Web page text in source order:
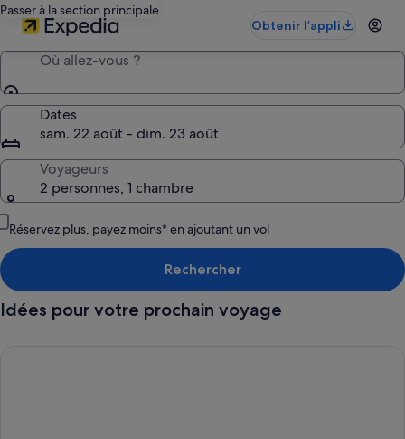
Passer à la section principale
Obtenir l’appli
Où allez-vous ?
Dates
sam. 22 août - dim. 23 août
Voyageurs
2 personnes, 1 chambre
Réservez plus, payez moins* en ajoutant un vol
Rechercher
Idées pour votre prochain voyage